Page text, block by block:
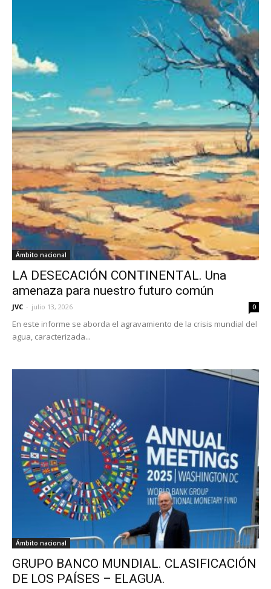
Ámbito nacional
LA DESECACIÓN CONTINENTAL. Una
amenaza para nuestro futuro común
JVC - julio 13, 2026 0
En este informe se aborda el agravamiento de la crisis mundial del
agua, caracterizada...
Ámbito nacional
GRUPO BANCO MUNDIAL. CLASIFICACIÓN
DE LOS PAÍSES – ELAGUA.